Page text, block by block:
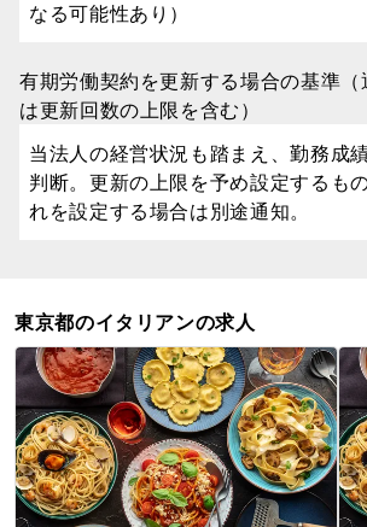
なる可能性あり）
有期労働契約を更新する場合の基準（
は更新回数の上限を含む）
当法人の経営状況も踏まえ、勤務成
判断。更新の上限を予め設定するも
れを設定する場合は別途通知。
東京都のイタリアンの求人